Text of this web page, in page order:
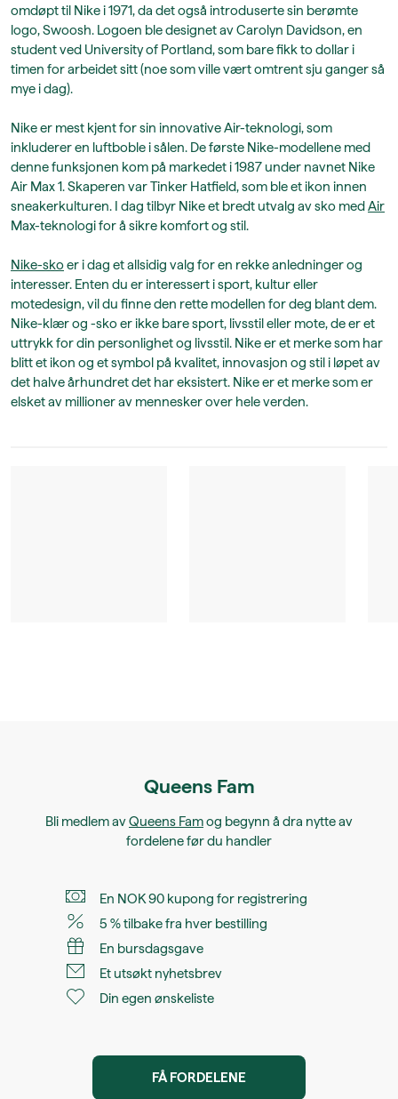
omdøpt til Nike i 1971, da det også introduserte sin berømte
logo, Swoosh. Logoen ble designet av Carolyn Davidson, en
student ved University of Portland, som bare fikk to dollar i
timen for arbeidet sitt (noe som ville vært omtrent sju ganger så
mye i dag).
Nike er mest kjent for sin innovative Air-teknologi, som
inkluderer en luftboble i sålen. De første Nike-modellene med
denne funksjonen kom på markedet i 1987 under navnet Nike
Air Max 1. Skaperen var Tinker Hatfield, som ble et ikon innen
sneakerkulturen. I dag tilbyr Nike et bredt utvalg av sko medAir
Max-teknologi for å sikre komfort og stil.
Nike-skoer i dag et allsidig valg for en rekke anledninger og
interesser. Enten du er interessert i sport, kultur eller
motedesign, vil du finne den rette modellen for deg blant dem.
Nike-klær og -sko er ikke bare sport, livsstil eller mote, de er et
uttrykk for din personlighet og livsstil. Nike er et merke som har
blitt et ikon og et symbol på kvalitet, innovasjon og stil i løpet av
det halve århundret det har eksistert. Nike er et merke som er
elsket av millioner av mennesker over hele verden.
Queens Fam
Bli medlem avQueens Famog begynn å dra nytte av
fordelene før du handler
En NOK 90 kupong for registrering
5 % tilbake fra hver bestilling
En bursdagsgave
Et utsøkt nyhetsbrev
Din egen ønskeliste
FÅ FORDELENE